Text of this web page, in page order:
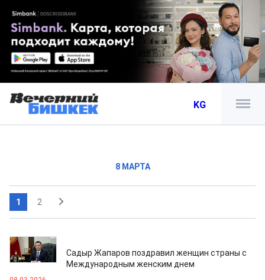
KG
8 МАРТА
1 2
08.03.2026
Садыр Жапаров поздравил женщин страны с
Международным женским днем